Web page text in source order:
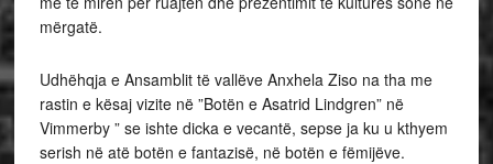
mërgatë.
Udhëhqja e Ansamblit të vallëve Anxhela Ziso na tha me
rastin e kësaj vizite në ”Botën e Asatrid Lindgren” në
Vimmerby ” se ishte dicka e vecantë, sepse ja ku u kthyem
serish në atë botën e fantazisë, në botën e fëmijëve.